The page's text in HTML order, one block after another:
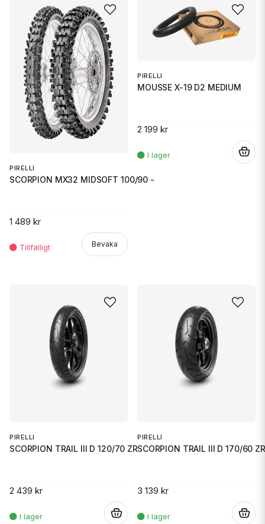
PIRELLI
SCORPION MX32 MIDSOFT 100/90 -
1 489 kr
Bevaka
PIRELLI
MOUSSE X-19 D2 MEDIUM
2 199 kr
PIRELLI
SCORPION TRAIL III D 120/70 ZR
2 439 kr
PIRELLI
SCORPION TRAIL III D 170/60 ZR
3 139 kr